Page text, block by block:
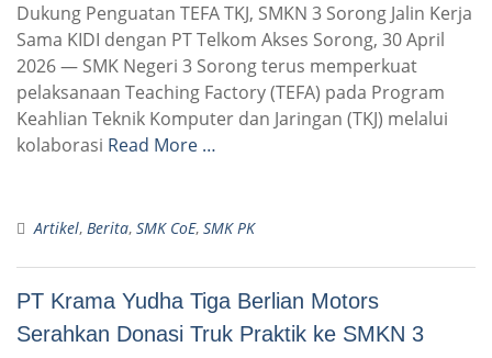
Dukung Penguatan TEFA TKJ, SMKN 3 Sorong Jalin Kerja
Sama KIDI dengan PT Telkom Akses Sorong, 30 April
2026 — SMK Negeri 3 Sorong terus memperkuat
pelaksanaan Teaching Factory (TEFA) pada Program
Keahlian Teknik Komputer dan Jaringan (TKJ) melalui
kolaborasi Read More …
Artikel, Berita, SMK CoE, SMK PK
PT Krama Yudha Tiga Berlian Motors
Serahkan Donasi Truk Praktik ke SMKN 3